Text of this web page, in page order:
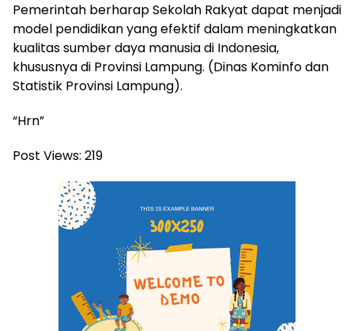
Pemerintah berharap Sekolah Rakyat dapat menjadi
model pendidikan yang efektif dalam meningkatkan
kualitas sumber daya manusia di Indonesia,
khususnya di Provinsi Lampung. (Dinas Kominfo dan
Statistik Provinsi Lampung).
“Hrn”
Post Views: 219